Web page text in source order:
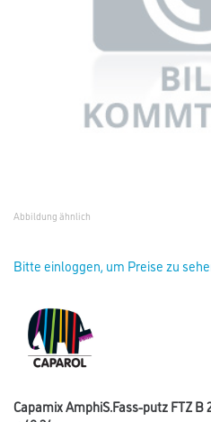
Abbildung ähnlich
Bitte einloggen, um Preise zu
Capamix AmphiS.Fass-putz FTZ B